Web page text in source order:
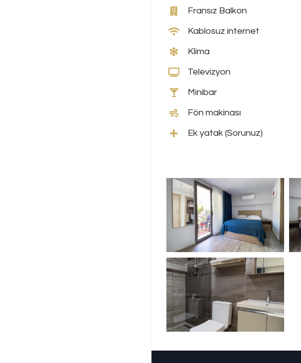
Fransız Balkon
Kablosuz internet
Klima
Televizyon
Minibar
Fön makinası
Ek yatak (Sorunuz)